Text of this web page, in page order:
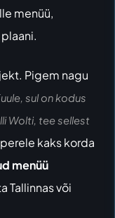
menüü,
Pigem nagu
sul on kodus
Wolti, tee sellest
kaks korda
menüü
Tallinnas või